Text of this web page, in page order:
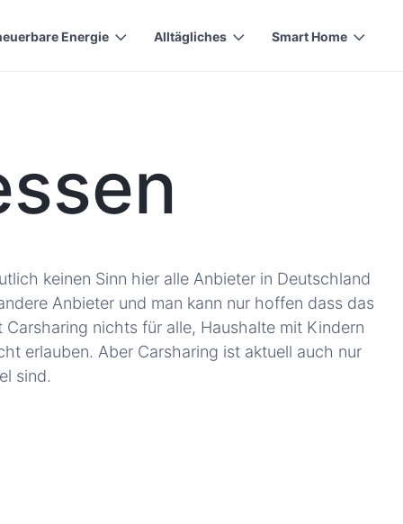
Energie Alltägliches Smart Home
keinen Sinn hier alle Anbieter in Deutschland
Anbieter und man kann nur hoffen dass das
nichts für alle, Haushalte mit Kindern
erlauben. Aber Carsharing ist aktuell auch nur
sind.